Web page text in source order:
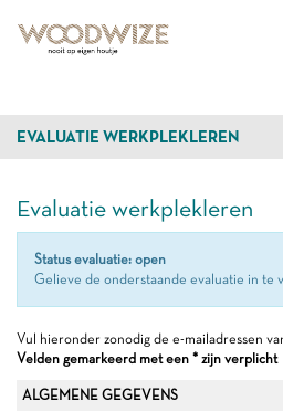
EVALUATIE WERKPLEKLEREN
Evaluatie werkplekleren
Status evaluatie: open
Gelieve de onderstaande evaluatie in te
Vul hieronder zonodig de e-mailadressen
Velden gemarkeerd met een * zijn verplicht
ALGEMENE GEGEVENS